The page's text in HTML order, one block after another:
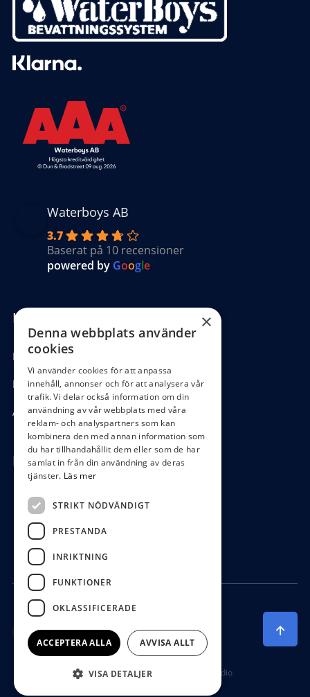
Waterboys AB
3.7
Baserat på 10 recensioner
powered by Google
Kundinformation
Köpvillkor
Hantering GDPR
Ångra köp
Hör av dig
0472-104 80
boys@waterboys.se
Ekebogatan 15, 342 30 Alvesta
Producerad av Gota Media Brand Studio
×
Denna webbplats använder
cookies
Vi använder cookies för att anpassa
innehåll, annonser och för att analysera vår
trafik. Vi delar också information om din
användning av vår webbplats med våra
reklam- och analyspartners som kan
kombinera den med annan information som
du har tillhandahållit dem eller som de har
samlat in från din användning av deras
tjänster. Läs mer
STRIKT NÖDVÄNDIGT
PRESTANDA
INRIKTNING
FUNKTIONER
OKLASSIFICERADE
ACCEPTERA ALLA AVVISA ALLT
VISA DETALJER